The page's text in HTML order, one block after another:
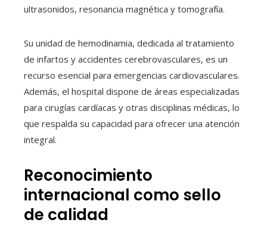
ultrasonidos, resonancia magnética y tomografía.
Su unidad de hemodinamia, dedicada al tratamiento
de infartos y accidentes cerebrovasculares, es un
recurso esencial para emergencias cardiovasculares.
Además, el hospital dispone de áreas especializadas
para cirugías cardíacas y otras disciplinas médicas, lo
que respalda su capacidad para ofrecer una atención
integral.
Reconocimiento
internacional como sello
de calidad